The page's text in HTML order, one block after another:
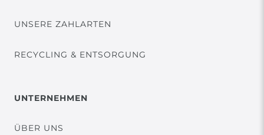
UNSERE ZAHLARTEN
RECYCLING & ENTSORGUNG
UNTERNEHMEN
ÜBER UNS